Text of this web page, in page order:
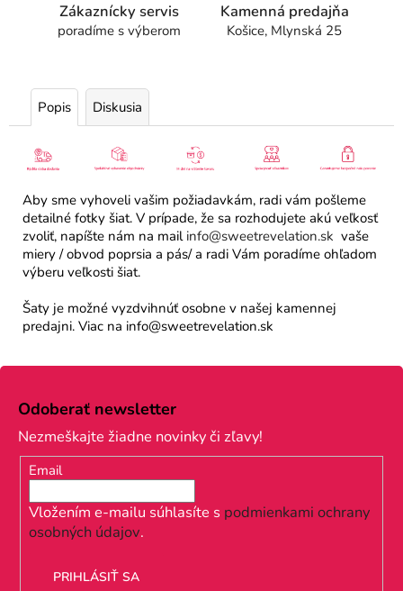
Zákaznícky servis
poradíme s výberom
Kamenná predajňa
Košice, Mlynská 25
Popis Diskusia
Aby sme vyhoveli vašim požiadavkám, radi vám pošleme
detailné fotky šiat. V prípade, že sa rozhodujete akú veľkosť
zvoliť, napíšte nám na mail info@sweetrevelation.sk vaše
miery / obvod poprsia a pás/ a radi Vám poradíme ohľadom
výberu veľkosti šiat.
Šaty je možné vyzdvihnúť osobne v našej kamennej
predajni. Viac na info@sweetrevelation.sk
Z
Odoberať newsletter
Nezmeškajte žiadne novinky či zľavy!
Email
Vložením e-mailu súhlasíte s podmienkami ochrany
osobných údajov.
PRIHLÁSIŤ SA